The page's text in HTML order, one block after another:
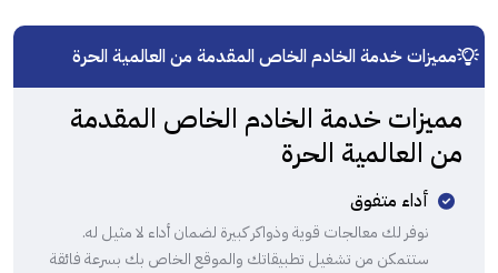
مميزات خدمة الخادم الخاص المقدمة من العالمية الحرة
مميزات خدمة الخادم الخاص المقدمة
من العالمية الحرة
أداء متفوق
نوفر لك معالجات قوية وذواكر كبيرة لضمان أداء لا مثيل له.
ستتمكن من تشغيل تطبيقاتك والموقع الخاص بك بسرعة فائقة